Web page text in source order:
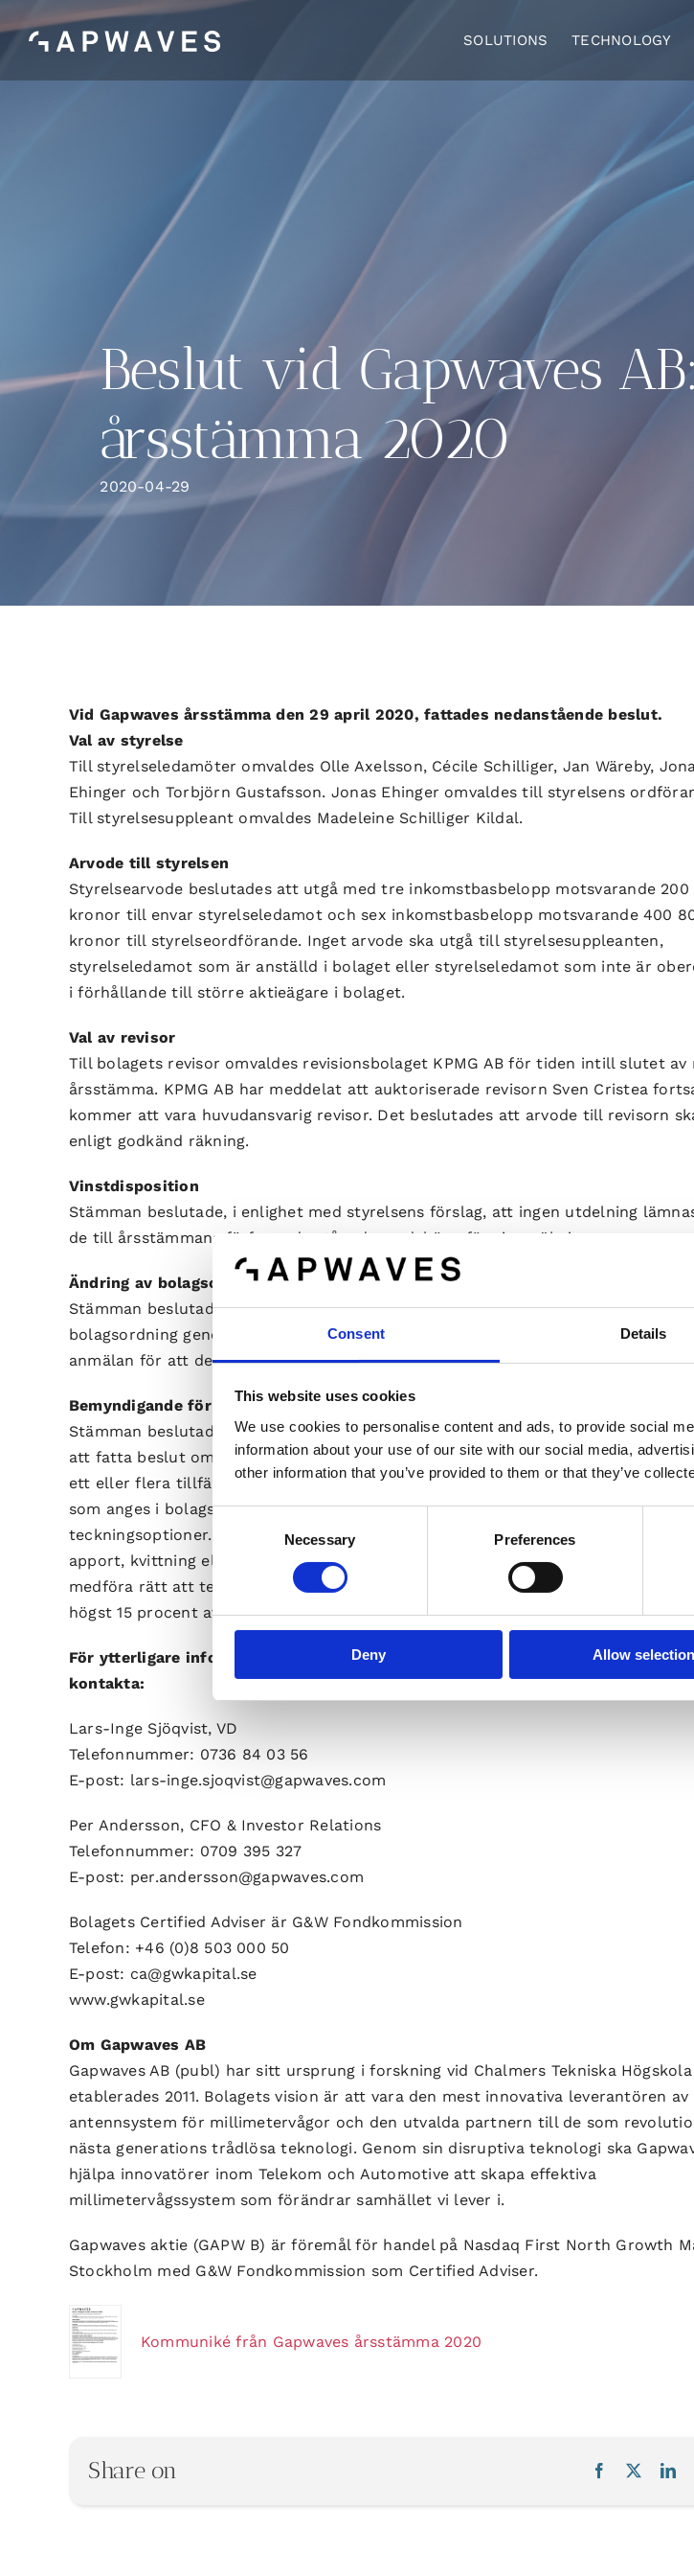
Consent Details
This website uses cookies
We use cookies to personalise content and ads, to provide social
information about your use of our site with our social media,
other information that you’ve provided to them or that they’ve
Consent
Necessary Preferences
Deny Allow selection
to
SOLUTIONS TECHNOLOGY
Beslut vid Gapwaves
årsstämma 2020
2020-04-29
Vid Gapwaves årsstämma den 29 april 2020, fattades nedanstående beslut.
Val av styrelse
Till styrelseledamöter omvaldes Olle Axelsson, Cécile Schilliger, Jan Wäreby,
Ehinger och Torbjörn Gustafsson. Jonas Ehinger omvaldes till styrelsens
Till styrelsesuppleant omvaldes Madeleine Schilliger Kildal.
Arvode till styrelsen
Styrelsearvode beslutades att utgå med tre inkomstbasbelopp motsvarande 200
kronor till envar styrelseledamot och sex inkomstbasbelopp motsvarande 400
kronor till styrelseordförande. Inget arvode ska utgå till styrelsesuppleanten,
styrelseledamot som är anställd i bolaget eller styrelseledamot som inte är
i förhållande till större aktieägare i bolaget.
Val av revisor
Till bolagets revisor omvaldes revisionsbolaget KPMG AB för tiden intill slutet av
årsstämma. KPMG AB har meddelat att auktoriserade revisorn Sven Cristea
kommer att vara huvudansvarig revisor. Det beslutades att arvode till revisorn
enligt godkänd räkning.
Vinstdisposition
Stämman beslutade, i enlighet med styrelsens förslag, att ingen utdelning
de till årsstämmans förfogande stående medel överförs i ny räkning.
Ändring av bolagsordningen
Stämman beslutade, i enlighet med styrelsens förslag, att ändra bolagets
bolagsordning genom att bland annat införa ett förtydligande avseende
anmälan för att delta i bolagsstämma.
Bemyndigande för styrelsen att besluta om nyemission
Stämman beslutade, i enlighet med styrelsens förslag, om bemyndigande för
att fatta beslut om nyemission. Styrelsen är bemyndigad att intill nästa
ett eller flera tillfällen, med eller utan företrädesrätt för aktieägarna, inom de
som anges i bolagsordningen, besluta om nyemission av aktier, konvertibler
teckningsoptioner. Sådant emissionsbeslut ska kunna fattas med bestämmelse
apport, kvittning eller kontant betalning. Emission med stöd av bemyndigandet
medföra rätt att teckna sig för respektive omvandla till aktier i bolaget,
högst 15 procent av bolagets aktiekapital.
För ytterligare information se Gapwaves hemsida, www.gapwaves.com, eller
kontakta:
Lars-Inge Sjöqvist, VD
Telefonnummer: 0736 84 03 56
E-post: lars-inge.sjoqvist@gapwaves.com
Per Andersson, CFO & Investor Relations
Telefonnummer: 0709 395 327
E-post: per.andersson@gapwaves.com
Bolagets Certified Adviser är G&W Fondkommission
Telefon: +46 (0)8 503 000 50
E-post: ca@gwkapital.se
www.gwkapital.se
Om Gapwaves AB
Gapwaves AB (publ) har sitt ursprung i forskning vid Chalmers Tekniska
etablerades 2011. Bolagets vision är att vara den mest innovativa leverantören av
antennsystem för millimetervågor och den utvalda partnern till de som
nästa generations trådlösa teknologi. Genom sin disruptiva teknologi ska
hjälpa innovatörer inom Telekom och Automotive att skapa effektiva
millimetervågssystem som förändrar samhället vi lever i.
Gapwaves aktie (GAPW B) är föremål för handel på Nasdaq First North Growth
Stockholm med G&W Fondkommission som Certified Adviser.
Kommuniké från Gapwaves årsstämma 2020
Share on